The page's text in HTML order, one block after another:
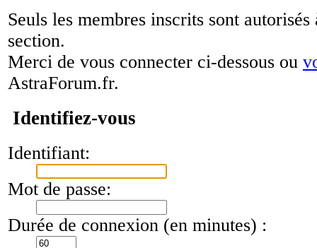
Seuls les membres inscrits sont autorisés
section.
Merci de vous connecter ci-dessous ou
AstraForum.fr.
Identifiez-vous
Identifiant:
Mot de passe:
Durée de connexion (en minutes) :